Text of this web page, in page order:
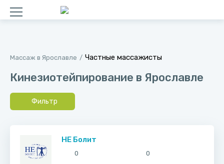
Массаж в Ярославле Частные массажисты
Кинезиотейпирование в Ярославле
Фильтр
НЕ Болит
0 0